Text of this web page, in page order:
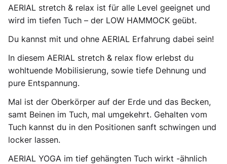
AERIAL stretch & relax ist für alle Level geeignet und
wird im tiefen Tuch – der LOW HAMMOCK geübt.
Du kannst mit und ohne AERIAL Erfahrung dabei sein!
In diesem AERIAL stretch & relax flow erlebst du
wohltuende Mobilisierung, sowie tiefe Dehnung und
pure Entspannung.
Mal ist der Oberkörper auf der Erde und das Becken,
samt Beinen im Tuch, mal umgekehrt. Gehalten vom
Tuch kannst du in den Positionen sanft schwingen und
locker lassen.
AERIAL YOGA im tief gehängten Tuch wirkt -ähnlich